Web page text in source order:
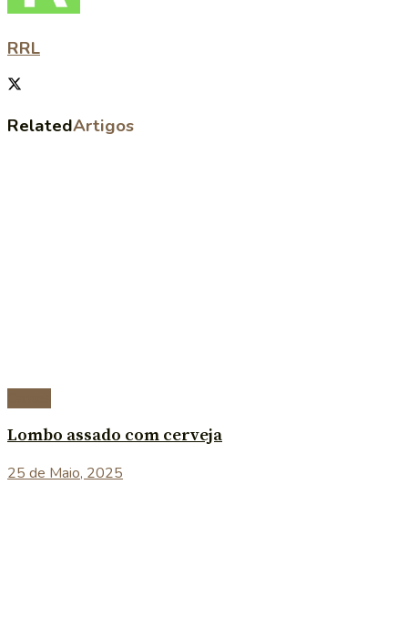
RRL
RelatedArtigos
Lombo assado com cerveja
25 de Maio, 2025